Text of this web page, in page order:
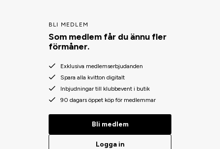
BLI MEDLEM
Som medlem får du ännu fler
förmåner.
Exklusiva medlemserbjudanden
Spara alla kvitton digitalt
Inbjudningar till klubbevent i butik
90 dagars öppet köp för medlemmar
Bli medlem
Logga in